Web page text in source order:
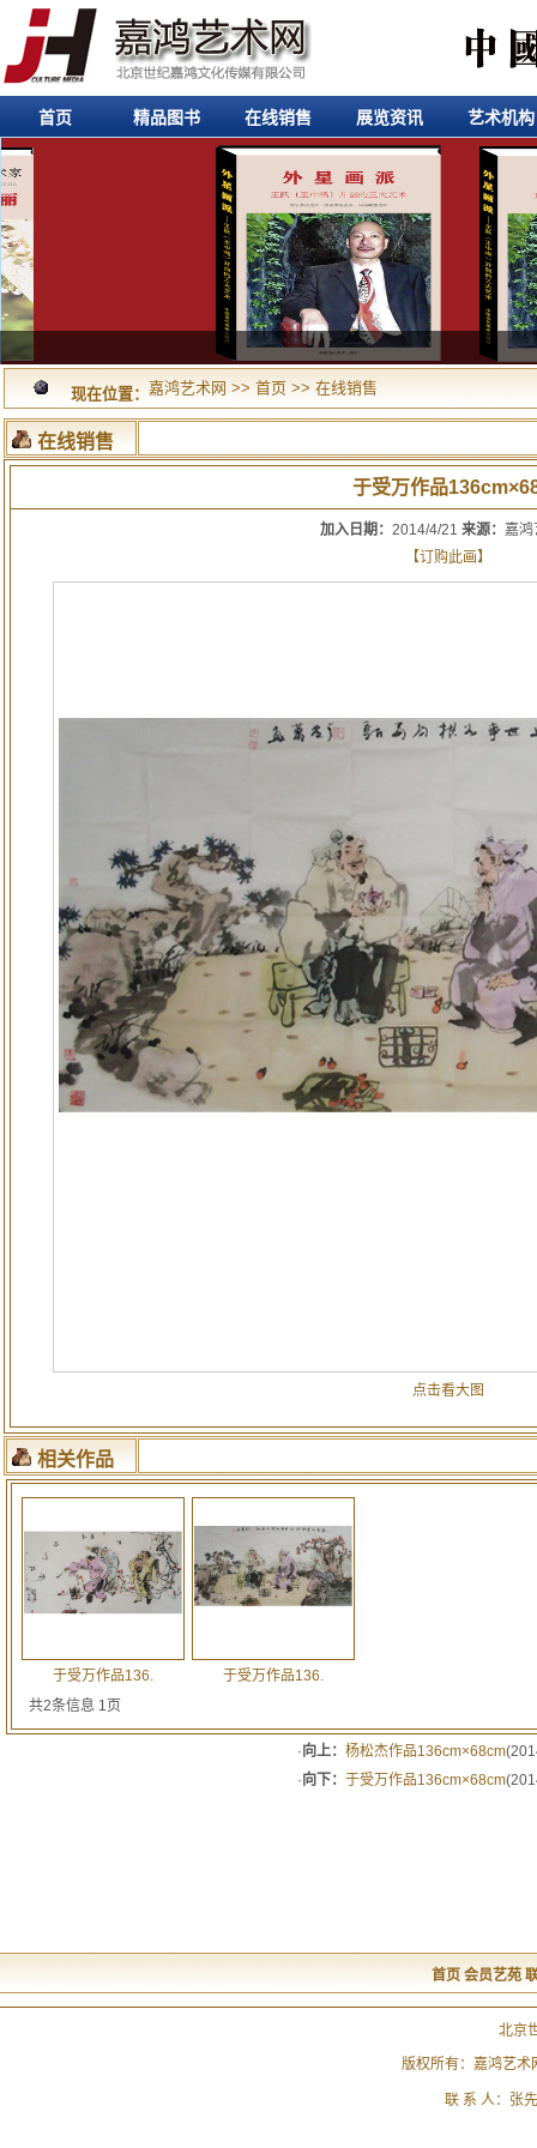
首页 精品图书 在线销售 展览资讯 艺术机构
现在位置： 嘉鸿艺术网 >> 首页 >> 在线销售
在线销售
于受万作品
加入日期： 2014/4/21 来源： 嘉鸿
【订购此画】
点击看大图
相关作品
于受万作品136.
于受万作品136.
共2条信息 1页
· 向上： 杨松杰作品136cm×68cm
· 向下： 于受万作品136cm×68cm
首页 会员艺苑
北京
版权所有：嘉鸿艺术
联 系 人：张